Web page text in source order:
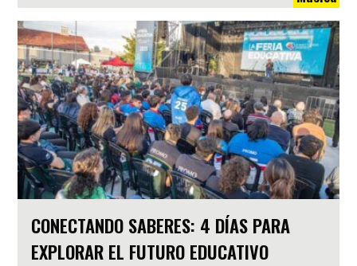
CONECTANDO SABERES: 4 DÍAS PARA
EXPLORAR EL FUTURO EDUCATIVO